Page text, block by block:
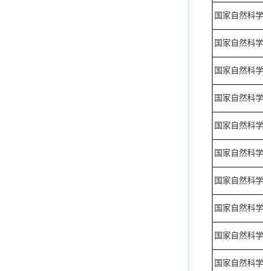
国家自然科
国家自然科
国家自然科
国家自然科
国家自然科
国家自然科
国家自然科
国家自然科
国家自然科
国家自然科